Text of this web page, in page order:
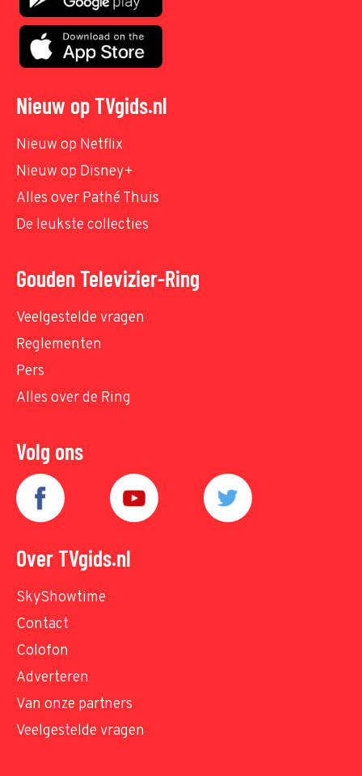
Nieuw op TVgids.nl
Nieuw op Netflix
Nieuw op Disney+
Alles over Pathé Thuis
De leukste collecties
Gouden Televizier-Ring
Veelgestelde vragen
Reglementen
Pers
Alles over de Ring
Volg ons
Over TVgids.nl
SkyShowtime
Contact
Colofon
Adverteren
Van onze partners
Veelgestelde vragen